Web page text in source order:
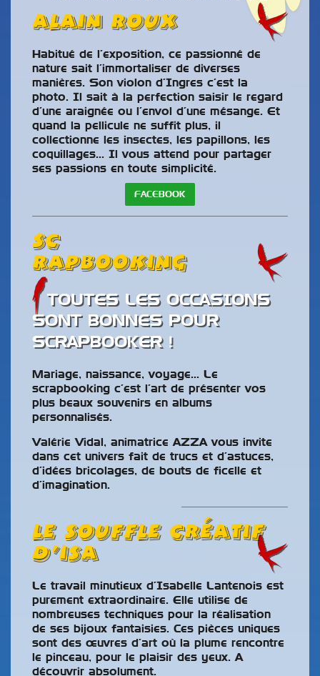
Alain ROUX
Habitué de l’exposition, ce passionné de
nature sait l’immortaliser de diverses
manières. Son violon d’Ingres c’est la
photo. Il sait à la perfection saisir le regard
d’une araignée ou l’envol d’une mésange. Et
quand la pellicule ne suffit plus, il
collectionne les insectes, les papillons, les
coquillages… Il vous attend pour partager
ses passions en toute simplicité.
FACEBOOK
Sc
rapbooking
TOUTES LES OCCASIONS
SONT BONNES POUR
SCRAPBOOKER !
Mariage, naissance, voyage… Le
scrapbooking c’est l’art de présenter vos
plus beaux souvenirs en albums
personnalisés.
Valérie Vidal, animatrice AZZA vous invite
dans cet univers fait de trucs et d’astuces,
d’idées bricolages, de bouts de ficelle et
d’imagination.
Le Souffle Créatif
d’ISA
Le travail minutieux d’Isabelle Lantenois est
purement extraordinaire. Elle utilise de
nombreuses techniques pour la réalisation
de ses bijoux fantaisies. Ces pièces uniques
sont des œuvres d’art où la plume rencontre
le pinceau, pour le plaisir des yeux. A
découvrir absolument.